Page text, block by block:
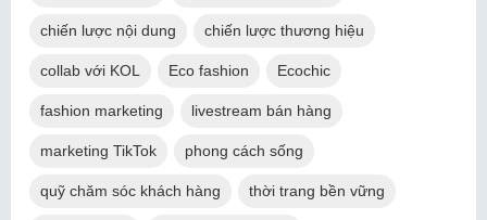
chiến lược nội dung chiến lược thương hiệu
collab với KOL Eco fashion Ecochic
fashion marketing livestream bán hàng
marketing TikTok phong cách sống
quỹ chăm sóc khách hàng thời trang bền vững